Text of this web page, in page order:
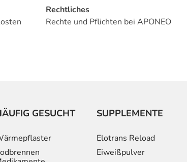
Rechtliches
Rechte und Pflichten bei APONEO
GESUCHT SUPPLEMENTE
Elotrans Reload
Eiweißpulver